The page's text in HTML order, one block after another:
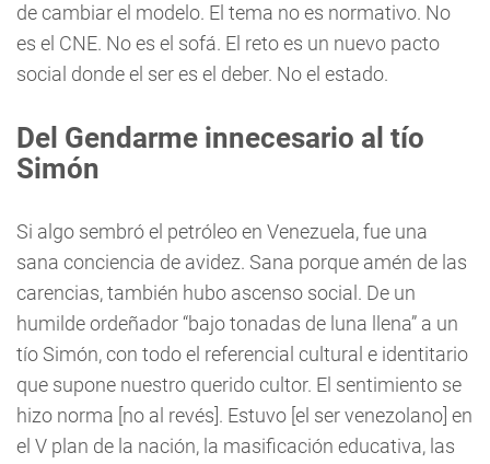
de cambiar el modelo. El tema no es normativo. No
es el CNE. No es el sofá. El reto es un nuevo pacto
social donde el ser es el deber. No el estado.
Del Gendarme innecesario al tío
Simón
Si algo sembró el petróleo en Venezuela, fue una
sana conciencia de avidez. Sana porque amén de las
carencias, también hubo ascenso social. De un
humilde ordeñador “bajo tonadas de luna llena” a un
tío Simón, con todo el referencial cultural e identitario
que supone nuestro querido cultor. El sentimiento se
hizo norma [no al revés]. Estuvo [el ser venezolano] en
el V plan de la nación, la masificación educativa, las